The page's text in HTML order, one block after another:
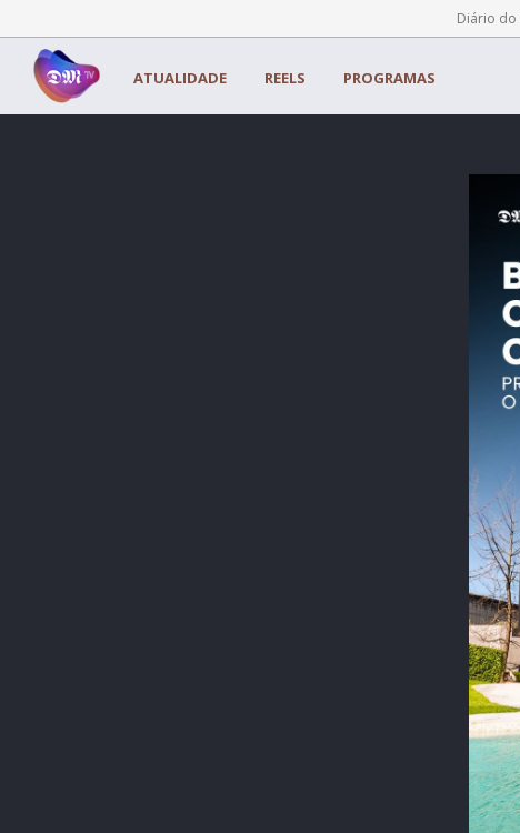
Diário do
ATUALIDADE REELS PROGRAMAS